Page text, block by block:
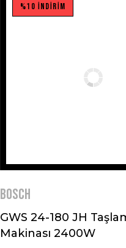
%10 İNDİRİM
BOSCH
GWS 24-180 JH
Makinası 2400W